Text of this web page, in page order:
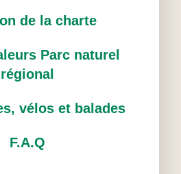
de la charte
Parc naturel
régional
vélos et balades
F.A.Q